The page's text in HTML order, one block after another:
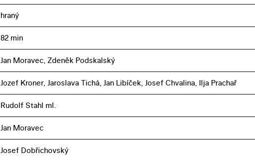
hraný
82 min
Jan Moravec, Zdeněk Podskalský
Jozef Kroner, Jaroslava Tichá, Jan Libíček, Josef Chvalina, Ilja Prachař
Rudolf Stahl ml.
Jan Moravec
Josef Dobřichovský